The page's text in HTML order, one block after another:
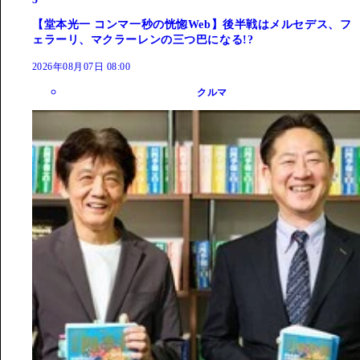
【堂本光一 コンマ一秒の恍惚Web】後半戦はメルセデス、フ
ェラーリ、マクラーレンの三つ巴になる!?
2026年08月07日 08:00
クルマ